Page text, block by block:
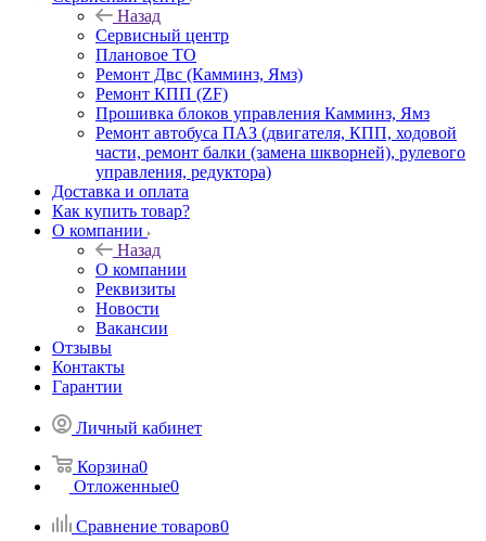
Назад
Сервисный центр
Плановое ТО
Ремонт Двс (Камминз, Ямз)
Ремонт КПП (ZF)
Прошивка блоков управления Камминз, Ямз
Ремонт автобуса ПАЗ (двигателя, КПП, ходовой
части, ремонт балки (замена шкворней), рулевого
управления, редуктора)
Доставка и оплата
Как купить товар?
О компании
Назад
О компании
Реквизиты
Новости
Вакансии
Отзывы
Контакты
Гарантии
Личный кабинет
Корзина0
Отложенные0
Сравнение товаров0